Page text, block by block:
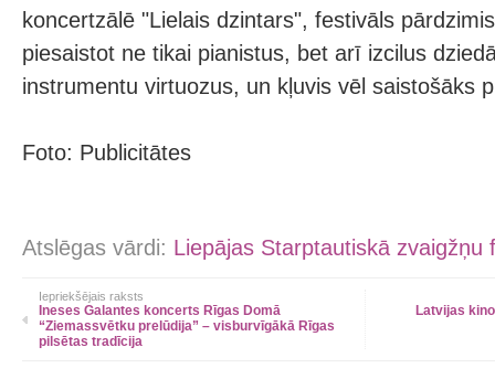
koncertzālē "Lielais dzintars", festivāls
piesaistot ne tikai pianistus, bet arī izcilus
instrumentu virtuozus, un kļuvis vēl saistošāks
Foto: Publicitātes
Atslēgas vārdi: Liepājas Starptautiskā zvaigžņu
Iepriekšējais raksts
Ineses Galantes koncerts Rīgas Domā
“Ziemassvētku prelūdija” – visburvīgākā Rīgas
pilsētas tradīcija
Latvijas